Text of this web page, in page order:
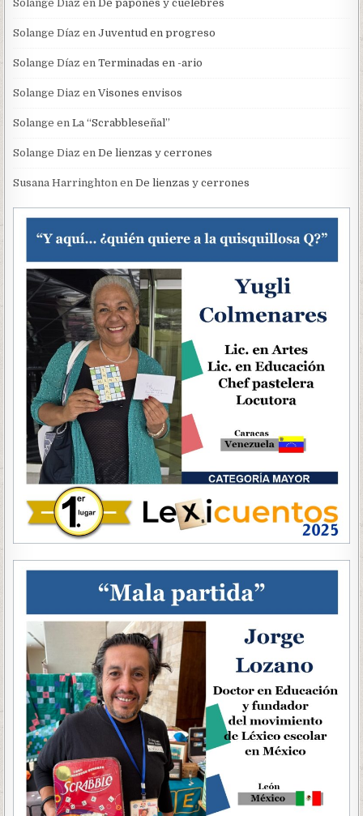
Solange Diaz enDe papones y cuélebres
Solange Díaz enJuventud en progreso
Solange Díaz enTerminadas en -ario
Solange Diaz enVisones envisos
Solange enLa “Scrabbleseñal”
Solange Diaz enDe lienzas y cerrones
Susana Harringhton enDe lienzas y cerrones